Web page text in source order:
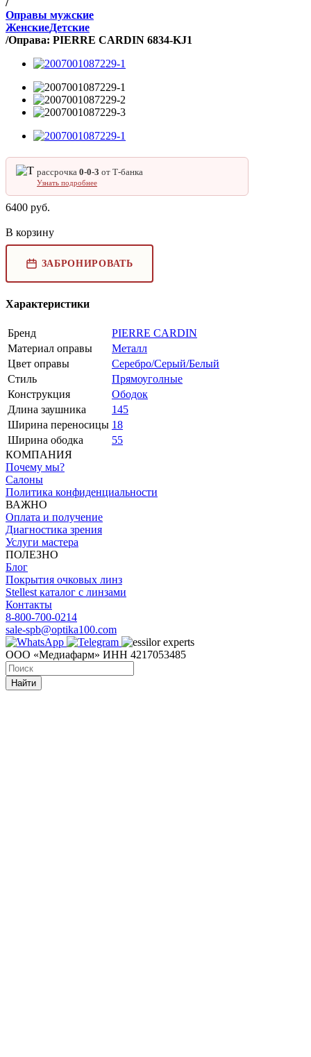
/
Оправы мужские
ЖенскиеДетские
/Оправа: PIERRE CARDIN 6834-KJ1
рассрочка 0‑0‑3 от Т‑банка
Узнать подробнее
6400 руб.
В корзину
ЗАБРОНИРОВАТЬ
Характеристики
Бренд
PIERRE CARDIN
Материал оправы
Металл
Цвет оправы
Серебро/Серый/Белый
Стиль
Прямоуголные
Конструкция
Ободок
Длина заушника
145
Ширина переносицы 18
Ширина ободка
55
КОМПАНИЯ
Почему мы?
Салоны
Политика конфиденциальности
ВАЖНО
Оплата и получение
Диагностика зрения
Услуги мастера
ПОЛЕЗНО
Блог
Покрытия очковых линз
Stellest каталог с линзами
Контакты
8-800-700-0214
sale-spb@optika100.com
ООО «Медиафарм» ИНН 4217053485
Найти